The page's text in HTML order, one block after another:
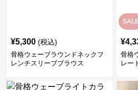
¥5,300 (税込)
骨格ウェーブラウンドネックフ
レンチスリーブブラウス
¥
骨格
レー